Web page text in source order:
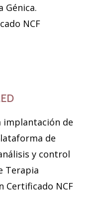
Génica.
NCF
implantación de
de
y control
Terapia
Certificado NCF